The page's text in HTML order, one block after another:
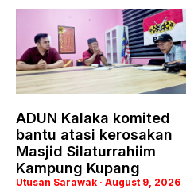
ADUN Kalaka komited
bantu atasi kerosakan
Masjid Silaturrahiim
Kampung Kupang
Utusan Sarawak August 9, 2026